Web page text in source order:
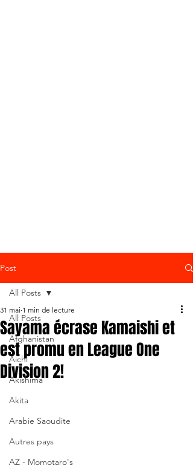
Post
All Posts
Afghanistan
Aichi
Akishima
Akita
Arabie Saoudite
Autres pays
AZ - Momotaro's
All Posts
Sayama écrase Kamaishi et
est promu en League One
Division 2!
31 mai 1 min de lecture